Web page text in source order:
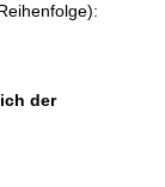
der